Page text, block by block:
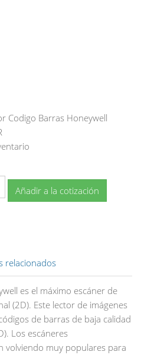
Codigo Barras Honeywell
Añadir a la cotización
relacionados
es el máximo escáner de
(2D). Este lector de imágenes
de barras de baja calidad
Los escáneres
volviendo muy populares para